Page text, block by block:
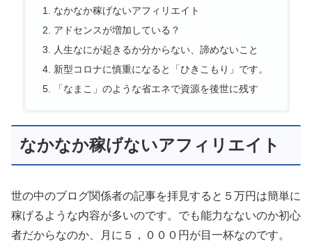
なかなか稼げないアフィリエイト
アドセンスが増加している？
人生なにが起きるか分からない、諦めないこと
新型コロナに慎重になると「ひきこもり」です。
「なまこ」のような省エネで資源を後世に残す
なかなか稼げないアフィリエイト
世の中のブログ関係者の記事を拝見すると５万円は簡単に
稼げるような内容が多いのです。でも能力なないのか初心
者だからなのか、月に５，０００円が目一杯なのです。